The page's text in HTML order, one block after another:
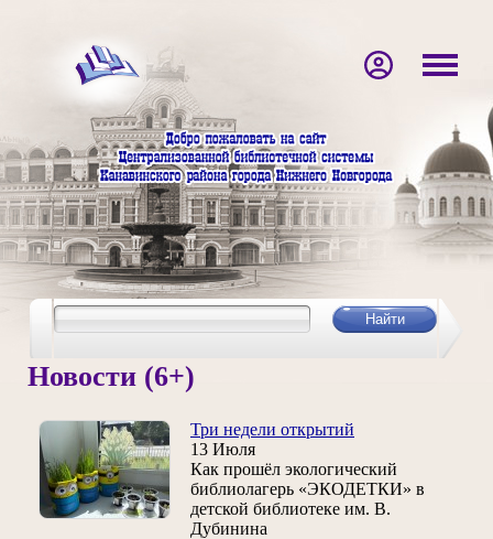
Новости (6+)
Три недели открытий
13 Июля
Как прошёл экологический
библиолагерь «ЭКОДЕТКИ» в
детской библиотеке им. В.
Дубинина